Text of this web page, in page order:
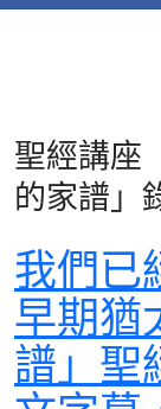
聖經講座
的家譜」
我們已
早期猶
譜」聖